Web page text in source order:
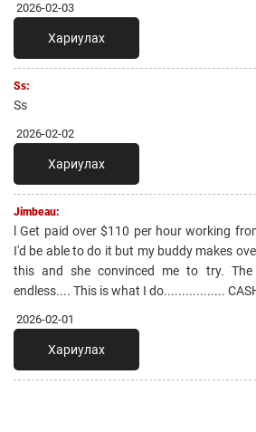
2026-02-03
Хариулах
Ss:
Ss
2026-02-02
Хариулах
Jimbeau:
l Get paid over $110 per hour working
I'd be able to do it but my buddy makes
this and she convinced me to try.
endless.... This is what I do.................
2026-02-01
Хариулах